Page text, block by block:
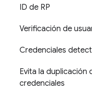
ID de RP
Verificación de
Credenciales
Evita la duplicación
credenciales